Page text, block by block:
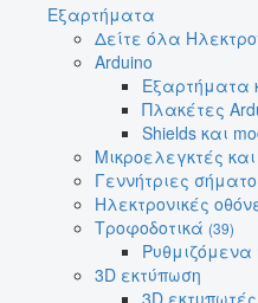
Εξαρτήματα
Δείτε όλα
Arduino
Εξαρτήματα
Πλακέτες
Shields και
Μικροελεγκτές
Γεννήτριες
Ηλεκτρονικές
Τροφοδοτικά (39)
Ρυθμιζόμενα
3D εκτύπωση
3D εκτυπωτές